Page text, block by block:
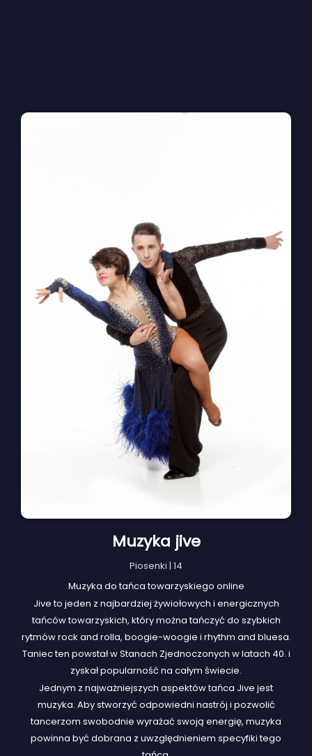
Muzyka jive
Piosenki | 14
Muzyka do tańca towarzyskiego online
Jive to jeden z najbardziej żywiołowych i energicznych
tańców towarzyskich, który można tańczyć do szybkich
rytmów rock and rolla, boogie-woogie i rhythm and bluesa.
Taniec ten powstał w Stanach Zjednoczonych w latach 40. i
zyskał popularność na całym świecie.
Jednym z najważniejszych aspektów tańca Jive jest
muzyka. Aby stworzyć odpowiedni nastrój i pozwolić
tancerzom swobodnie wyrażać swoją energię, muzyka
powinna być dobrana z uwzględnieniem specyfiki tego